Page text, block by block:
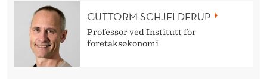
GUTTORM SCHJELDERUP
Professor ved Institutt for
foretaksøkonomi